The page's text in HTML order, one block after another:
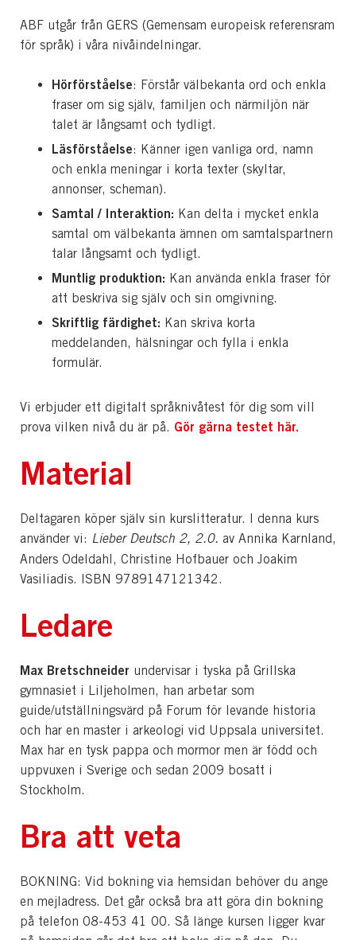
ABF utgår från GERS (Gemensam europeisk referensram
för språk) i våra nivåindelningar.
Hörförståelse: Förstår välbekanta ord och enkla
fraser om sig själv, familjen och närmiljön när
talet är långsamt och tydligt.
Läsförståelse: Känner igen vanliga ord, namn
och enkla meningar i korta texter (skyltar,
annonser, scheman).
Samtal / Interaktion: Kan delta i mycket enkla
samtal om välbekanta ämnen om samtalspartnern
talar långsamt och tydligt.
Muntlig produktion: Kan använda enkla fraser för
att beskriva sig själv och sin omgivning.
Skriftlig färdighet: Kan skriva korta
meddelanden, hälsningar och fylla i enkla
formulär.
Vi erbjuder ett digitalt språknivåtest för dig som vill
prova vilken nivå du är på. Gör gärna testet här.
Material
Deltagaren köper själv sin kurslitteratur. I denna kurs
använder vi: Lieber Deutsch 2, 2.0. av Annika Karnland,
Anders Odeldahl, Christine Hofbauer och Joakim
Vasiliadis. ISBN 9789147121342.
Ledare
Max Bretschneider undervisar i tyska på Grillska
gymnasiet i Liljeholmen, han arbetar som
guide/utställningsvärd på Forum för levande historia
och har en master i arkeologi vid Uppsala universitet.
Max har en tysk pappa och mormor men är född och
uppvuxen i Sverige och sedan 2009 bosatt i
Stockholm.
Bra att veta
BOKNING: Vid bokning via hemsidan behöver du ange
en mejladress. Det går också bra att göra din bokning
på telefon 08-453 41 00. Så länge kursen ligger kvar